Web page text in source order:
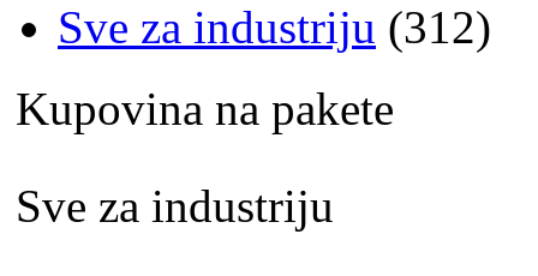
Sve za industriju (312)
Kupovina na pakete
Sve za industriju